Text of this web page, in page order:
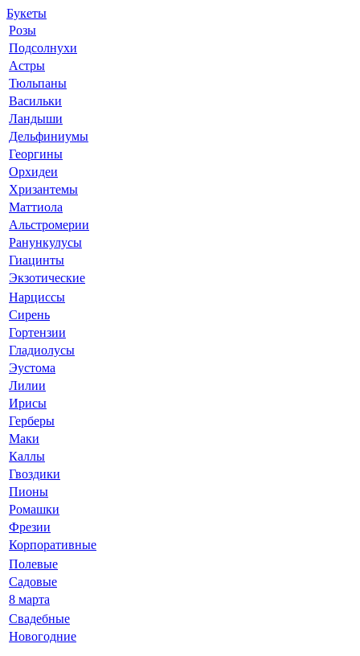
Букеты
Розы
Подсолнухи
Астры
Тюльпаны
Васильки
Ландыши
Дельфиниумы
Георгины
Орхидеи
Хризантемы
Маттиола
Альстромерии
Ранункулусы
Гиацинты
Экзотические
Нарциссы
Сирень
Гортензии
Гладиолусы
Эустома
Лилии
Ирисы
Герберы
Маки
Каллы
Гвоздики
Пионы
Ромашки
Фрезии
Корпоративные
Полевые
Садовые
8 марта
Свадебные
Новогодние